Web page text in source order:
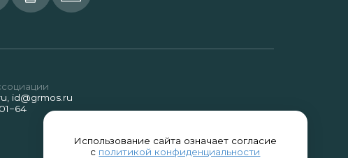
Использование сайта означает согласие
с политикой конфиденциальности
id@grmos.ru